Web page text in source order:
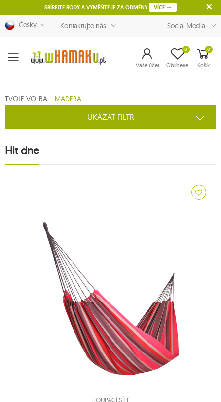
SBÍREJTE BODY A VYMĚŇTE JE ZA ODMĚNY VÍCE
Česky Kontaktujte nás Social Media
Menu Vaše účet Oblíbené
0 0
Košík
TVOJE VOLBA: MADERA
UKÁZAT FILTR
Hit dne
HOUPACÍ SÍTĚ